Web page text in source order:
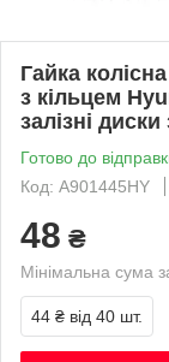
Гайка
з кільцем
залізні
Готово до
Код: A901445HY
48 ₴
Мінімальна сума
44 ₴ від 40 шт.